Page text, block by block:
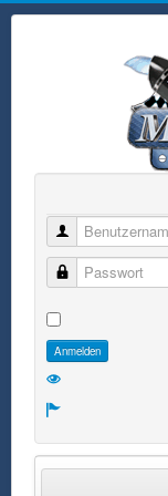
Benutzername
Passwort
Anmelden